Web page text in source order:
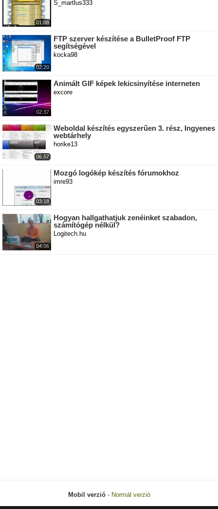
01:08
S_martlus333
02:20
FTP szerver készítése a BulletProof FTP
segítségével
kocka98
02:37
Animált GIF képek lekicsinyítése interneten
excore
06:57
Weboldal készítés egyszerűen 3. rész, Ingyenes
webtárhely
horike13
03:18
Mozgó logókép készítés fórumokhoz
imre93
04:06
Hogyan hallgathatjuk zenéinket szabadon,
számítógép nélkül?
Logitech.hu
Mobil verzió- Normál verzió